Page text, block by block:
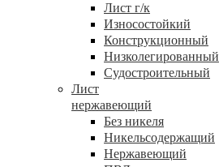
Лист г/к
Износостойкий
Конструкционный
Низколегированный
Судостроительный
Лист
нержавеющий
Без никеля
Никельсодержащий
Нержавеющий